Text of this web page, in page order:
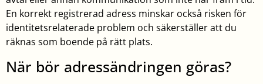
En korrekt registrerad adress minskar också risken för
identitetsrelaterade problem och säkerställer att du
räknas som boende på rätt plats.
När bör adressändringen göras?